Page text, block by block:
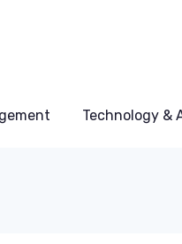
Technology &